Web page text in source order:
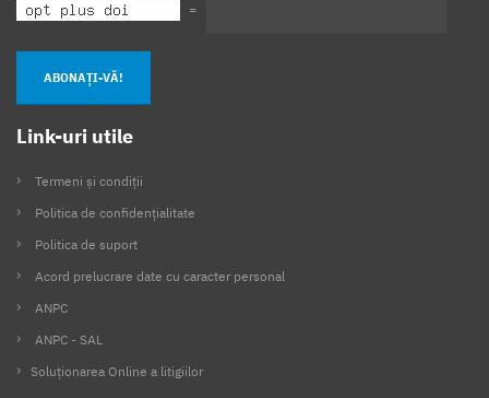
=
ABONAȚI-VĂ!
Link-uri utile
Termeni și condiții
Politica de confidențialitate
Politica de suport
Acord prelucrare date cu caracter personal
ANPC
ANPC - SAL
Soluționarea Online a litigiilor